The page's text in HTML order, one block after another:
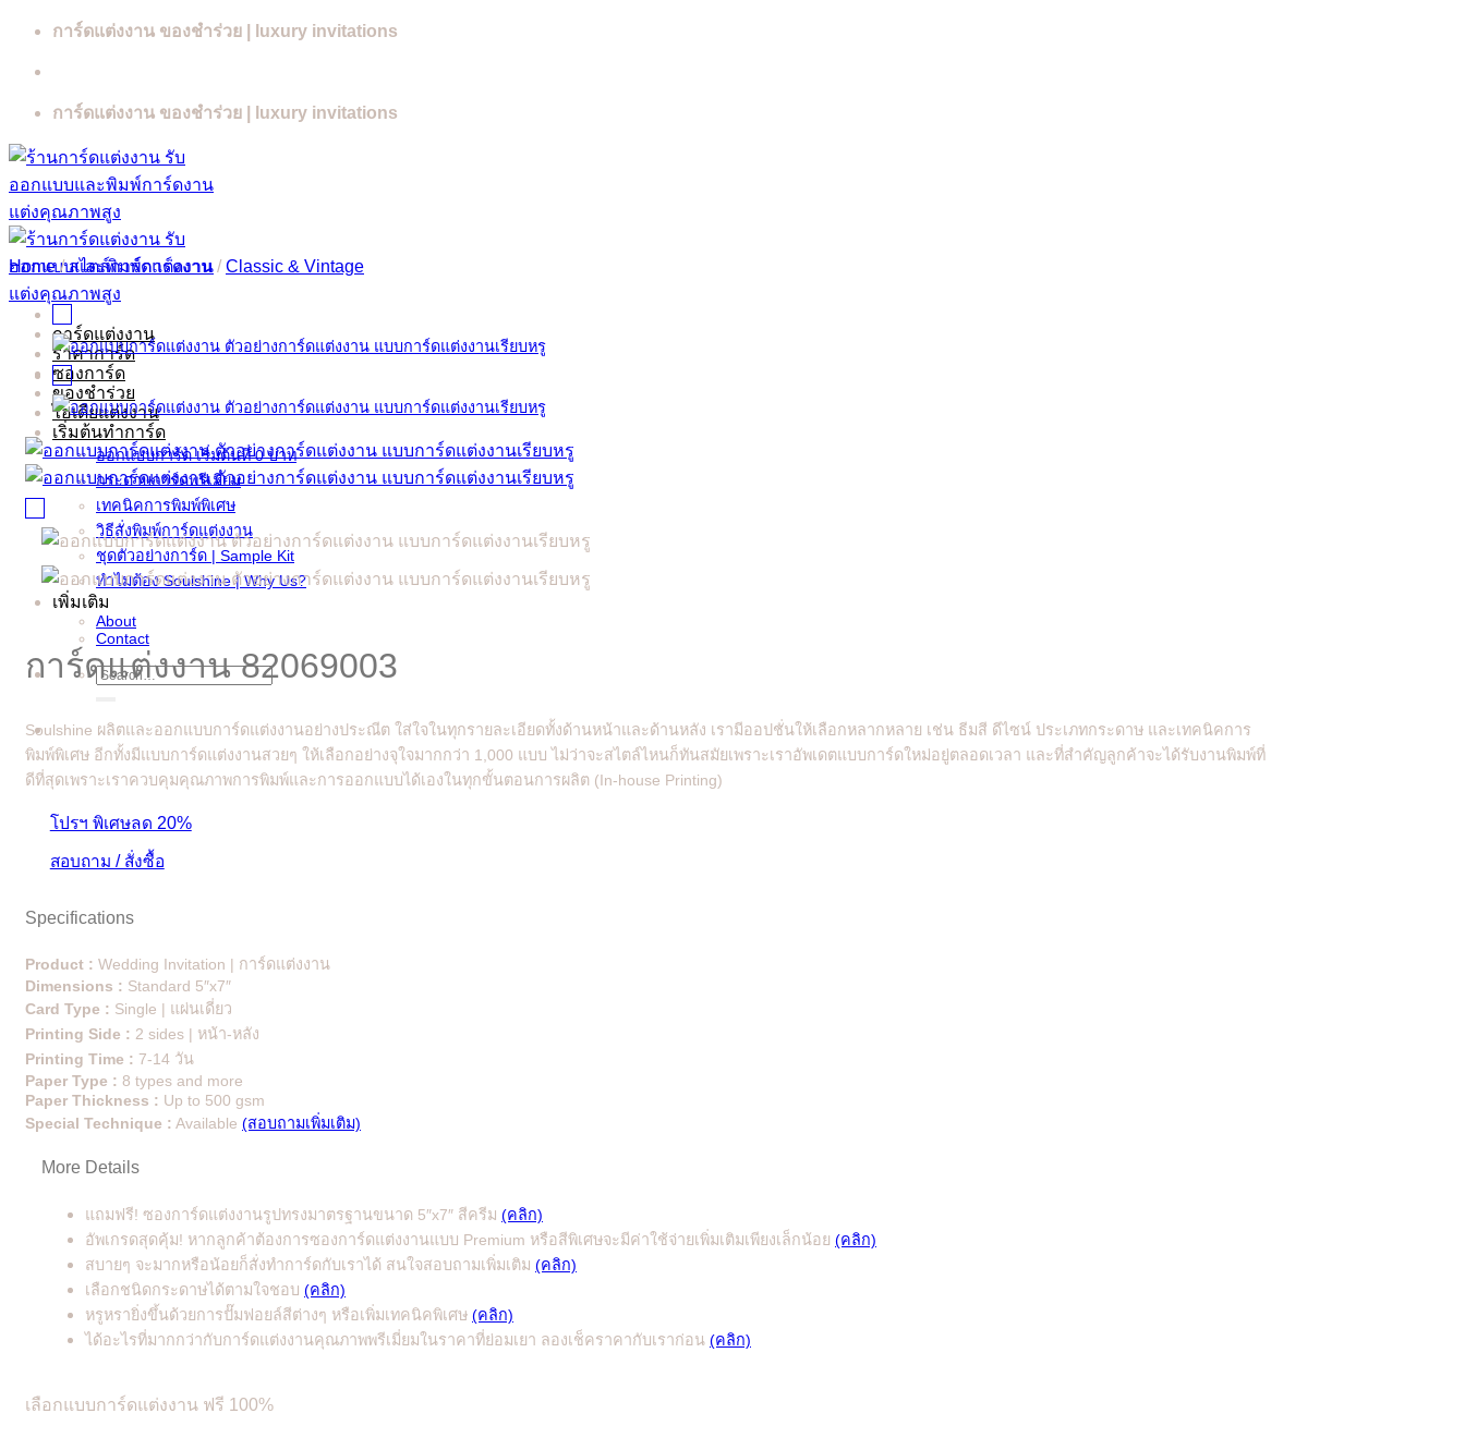
Skip
การ์ดแต่งงาน ของชำร่วย | luxury invitations
การ์ดแต่งงาน ของชำร่วย | luxury invitations
การ์ดแต่งงาน
ราคาการ์ด
ซองการ์ด
ของชำร่วย
ไอเดียแต่งงาน
เริ่มต้นทำการ์ด
ออกแบบการ์ด เริ่มต้นที่ 0 บาท
กระดาษการ์ดพรีเมี่ยม
เทคนิคการพิมพ์พิเศษ
วิธีสั่งพิมพ์การ์ดแต่งงาน
ชุดตัวอย่างการ์ด | Sample Kit
ทำไมต้อง Soulshine | Why Us?
เพิ่มเติม
About
Contact
Search
for:
Home / สไตล์การ์ดแต่งงาน / Classic & Vintage
การ์ดแต่งงาน 82069003
Soulshine ผลิตและออกแบบการ์ดแต่งงานอย่างประณีต ใส่ใจในทุกรายละเอียดทั้งด้านหน้าและด้านหลัง เรามีออปชั่นให้เลือกหลากหลาย เช่น ธีมสี ดีไซน์ ประเภทกระดาษ และเทคนิคการ
พิมพ์พิเศษ อีกทั้งมีแบบการ์ดแต่งงานสวยๆ ให้เลือกอย่างจุใจมากกว่า 1,000 แบบ ไม่ว่าจะสไตล์ไหนก็ทันสมัยเพราะเราอัพเดตแบบการ์ดใหม่อยู่ตลอดเวลา และที่สำคัญลูกค้าจะได้รับงานพิมพ์ที่
ดีที่สุดเพราะเราควบคุมคุณภาพการพิมพ์และการออกแบบได้เองในทุกขั้นตอนการผลิต (In-house Printing)
โปรฯ พิเศษลด 20%
สอบถาม / สั่งซื้อ
Specifications
Product : Wedding Invitation | การ์ดแต่งงาน
Dimensions : Standard 5″x7″
Card Type : Single | แผ่นเดี่ยว
Printing Side : 2 sides | หน้า-หลัง
Printing Time : 7-14 วัน
Paper Type : 8 types and more
Paper Thickness : Up to 500 gsm
Special Technique : Available (สอบถามเพิ่มเติม)
More Details
แถมฟรี! ซองการ์ดแต่งงานรูปทรงมาตรฐานขนาด 5″x7″ สีครีม (คลิก)
อัพเกรดสุดคุ้ม! หากลูกค้าต้องการซองการ์ดแต่งงานแบบ Premium หรือสีพิเศษจะมีค่าใช้จ่ายเพิ่มเติมเพียงเล็กน้อย (คลิก)
สบายๆ จะมากหรือน้อยก็สั่งทำการ์ดกับเราได้ สนใจสอบถามเพิ่มเติม (คลิก)
เลือกชนิดกระดาษได้ตามใจชอบ (คลิก)
หรูหรายิ่งขึ้นด้วยการปั๊มฟอยล์สีต่างๆ หรือเพิ่มเทคนิคพิเศษ (คลิก)
ได้อะไรที่มากกว่ากับการ์ดแต่งงานคุณภาพพรีเมี่ยมในราคาที่ย่อมเยา ลองเช็คราคากับเราก่อน (คลิก)
เลือกแบบการ์ดแต่งงาน ฟรี 100%